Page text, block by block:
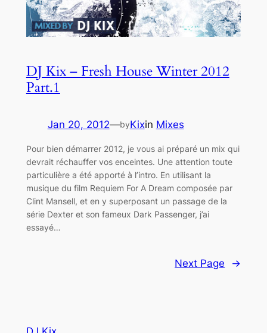
DJ Kix – Fresh House Winter 2012
Part.1
Jan 20, 2012—byKixin Mixes
Pour bien démarrer 2012, je vous ai préparé un mix qui
devrait réchauffer vos enceintes. Une attention toute
particulière a été apporté à l’intro. En utilisant la
musique du film Requiem For A Dream composée par
Clint Mansell, et en y superposant un passage de la
série Dexter et son fameux Dark Passenger, j’ai
essayé…
Next Page →